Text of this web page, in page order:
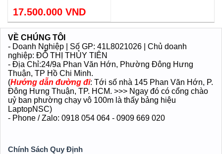
1.04kg.
17.500.000 VND
VỀ CHÚNG TÔI
- Doanh Nghiệp | Số GP: 41L8021026 | Chủ doanh
nghiệp: ĐỖ THỊ THỦY TIÊN
- Địa Chỉ:24/9a Phan Văn Hớn, Phường Đông Hưng
Thuận, TP Hồ Chi Minh.
(Hướng dẫn đường đi: Tới số nhà 145 Phan Văn Hớn, P.
Đông Hưng Thuận, TP. HCM. >>> Ngay đó có cổng chào
uỷ ban phường chạy vô 100m là thấy bảng hiệu
LaptopNSC)
- Phone / Zalo: 0918 054 064 - 0909 669 020
Chính Sách Quy Định